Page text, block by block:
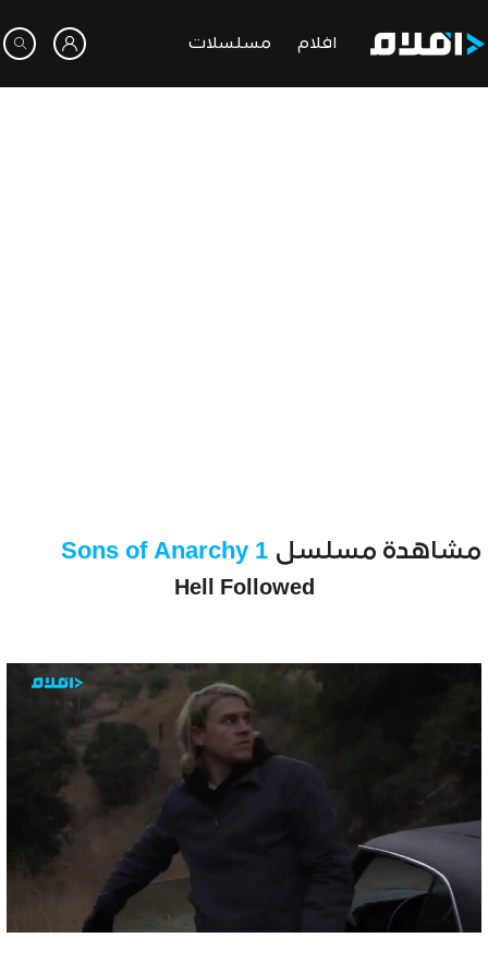
افلام مسلسلات
مشاهدة مسلسل Sons of Anarchy 1
Hell Followed